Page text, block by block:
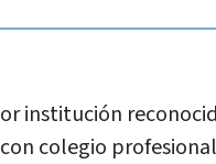
institución
colegio